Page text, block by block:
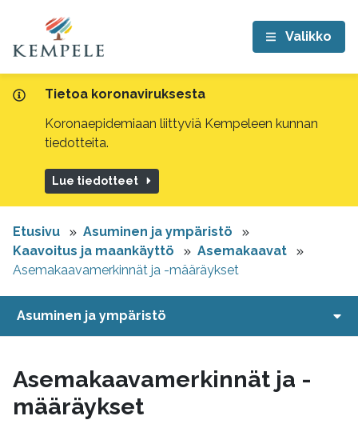
Tietoa koronaviruksesta
Koronaepidemiaan liittyviä Kempeleen kunnan
tiedotteita.
Lue tiedotteet
Valikko
Etusivu
Asuminen ja ympäristö
Kaavoitus ja maankäyttö
Asemakaavat
Asemakaavamerkinnät ja -määräykset
Asuminen ja ympäristö
Asemakaavamerkinnät ja -
määräykset